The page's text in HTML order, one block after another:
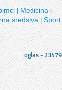
Medicina i
sredstva Sport
oglas - 23479